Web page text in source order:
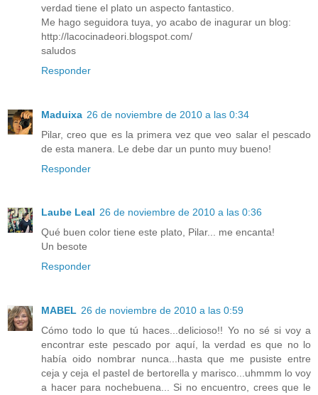
verdad tiene el plato un aspecto fantastico.
Me hago seguidora tuya, yo acabo de inagurar un blog:
http://lacocinadeori.blogspot.com/
saludos
Responder
Maduixa 26 de noviembre de 2010 a las 0:34
Pilar, creo que es la primera vez que veo salar el pescado
de esta manera. Le debe dar un punto muy bueno!
Responder
Laube Leal 26 de noviembre de 2010 a las 0:36
Qué buen color tiene este plato, Pilar... me encanta!
Un besote
Responder
MABEL 26 de noviembre de 2010 a las 0:59
Cómo todo lo que tú haces...delicioso!! Yo no sé si voy a
encontrar este pescado por aquí, la verdad es que no lo
había oido nombrar nunca...hasta que me pusiste entre
ceja y ceja el pastel de bertorella y marisco...uhmmm lo voy
a hacer para nochebuena... Si no encuentro, crees que le